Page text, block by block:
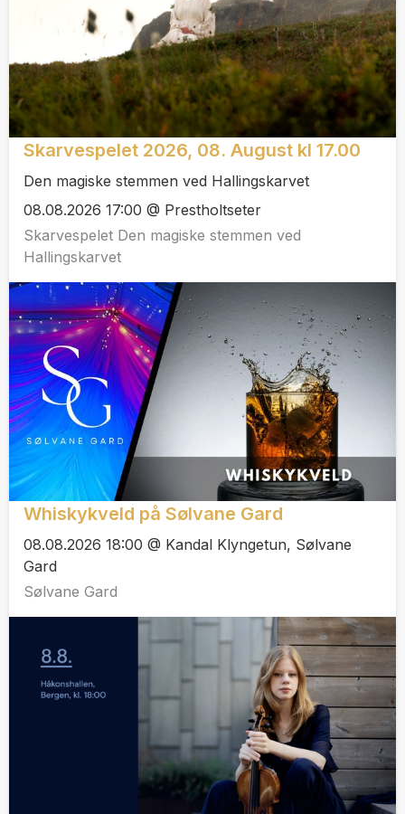
Skarvespelet 2026, 08. August kl 17.00
Den magiske stemmen ved Hallingskarvet
08.08.2026 17:00 @ Prestholtseter
Skarvespelet Den magiske stemmen ved
Hallingskarvet
Whiskykveld på Sølvane Gard
08.08.2026 18:00 @ Kandal Klyngetun, Sølvane
Gard
Sølvane Gard